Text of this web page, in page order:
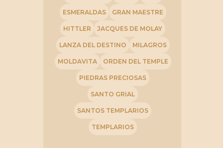
ESMERALDAS GRAN MAESTRE
HITTLER JACQUES DE MOLAY
LANZA DEL DESTINO MILAGROS
MOLDAVITA ORDEN DEL TEMPLE
PIEDRAS PRECIOSAS
SANTO GRIAL
SANTOS TEMPLARIOS
TEMPLARIOS